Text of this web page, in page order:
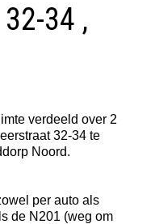
34 ,
verdeeld over 2
32-34 te
Noord.
per auto als
de N201 (weg om